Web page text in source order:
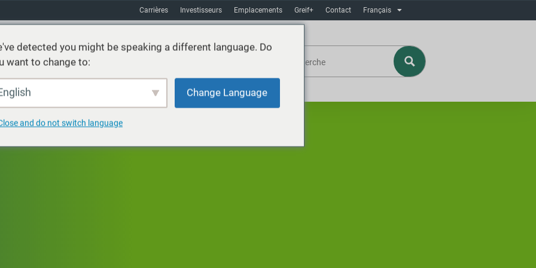
Carrières Investisseurs Emplacements Greif+ Contact Français
Durabilité
detected you might be speaking a different language. Do
want to change to:
Change Language
and do not switch language